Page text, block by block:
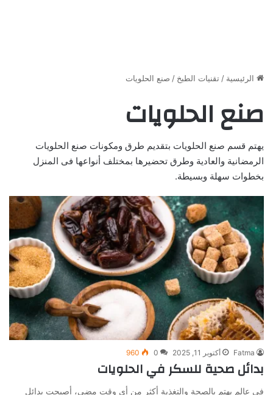
الرئيسية / تقنيات الطبخ / صنع الحلويات
صنع الحلويات
يهتم قسم صنع الحلويات بتقديم طرق ومكونات صنع الحلويات
الرمضانية والعادية وطرق تحضيرها بمختلف أنواعها فى المنزل
بخطوات سهلة وبسيطة.
Fatma أكتوبر 11, 2025 0
960
بدائل صحية للسكر في الحلويات
في عالم يهتم بالصحة والتغذية أكثر من أي وقت مضى، أصبحت بدائل